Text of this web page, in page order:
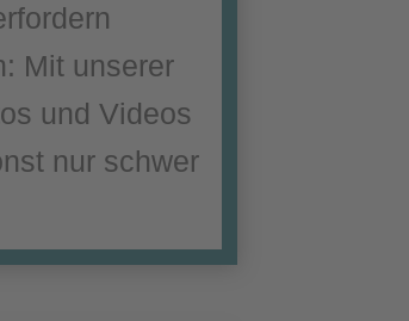
Mit unserer
und Videos
nur schwer